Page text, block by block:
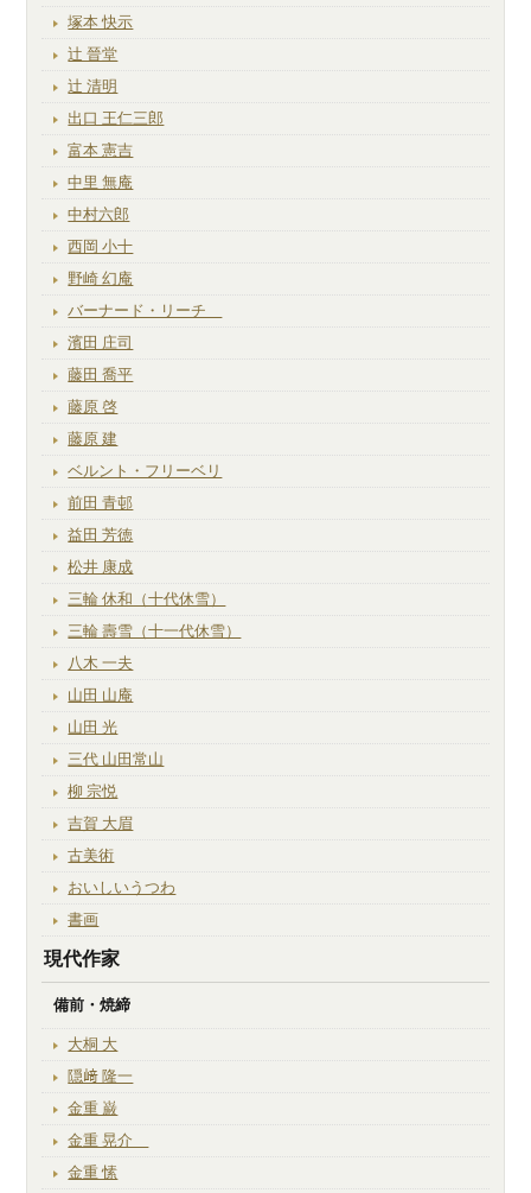
塚本 快示
辻 晉堂
辻 清明
出口 王仁三郎
富本 憲吉
中里 無庵
中村六郎
西岡 小十
野崎 幻庵
バーナード・リーチ
濱田 庄司
藤田 喬平
藤原 啓
藤原 建
ベルント・フリーベリ
前田 青邨
益田 芳徳
松井 康成
三輪 休和（十代休雪）
三輪 壽雪（十一代休雪）
八木 一夫
山田 山庵
山田 光
三代 山田常山
柳 宗悦
吉賀 大眉
古美術
おいしいうつわ
書画
現代作家
備前・焼締
大桐 大
隠﨑 隆一
金重 巌
金重 晃介
金重 愫